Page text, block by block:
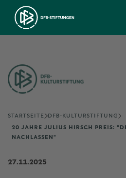
STARTSEITE
DFB-KULTURSTIFTUNG
20 JAHRE JULIUS HIRSCH PREIS:
ACHLASSEN"
27.11.2025